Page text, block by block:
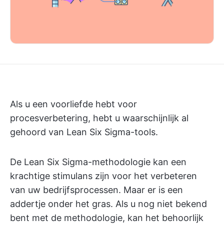
Als u een voorliefde hebt voor
procesverbetering, hebt u waarschijnlijk al
gehoord van Lean Six Sigma-tools.
De Lean Six Sigma-methodologie kan een
krachtige stimulans zijn voor het verbeteren
van uw bedrijfsprocessen. Maar er is een
addertje onder het gras. Als u nog niet bekend
bent met de methodologie, kan het behoorlijk